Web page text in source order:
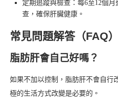
定期追蹤與檢查：每6至12個
查，確保肝臟健康。
常見問題解答（FAQ）
脂肪肝會自己好嗎？
如果不加以控制，脂肪肝不會自行
極的生活方式改變是必要的。